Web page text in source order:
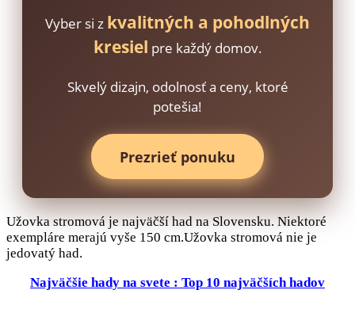
Vyber si z kvalitných a pohodlných
kresiel pre každý domov.
Skvelý dizajn, odolnosť a ceny, ktoré
potešia!
Prezrieť ponuku
Užovka stromová je najväčší had na Slovensku. Niektoré
exempláre merajú vyše 150 cm.Užovka stromová nie je
jedovatý had.
Najväčšie hady na svete : Top 10 najväčších hadov